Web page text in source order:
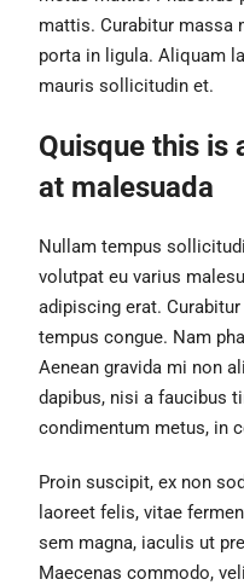
mattis. Curabitur massa
porta in ligula. Aliquam
mauris sollicitudin et.
Quisque this is
at malesuada
Nullam tempus
volutpat eu varius
adipiscing erat.
tempus congue. Nam
Aenean gravida mi non
dapibus, nisi a faucibus
condimentum metus, in
Proin suscipit, ex non
laoreet felis, vitae
sem magna, iaculis ut
Maecenas commodo,